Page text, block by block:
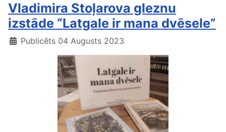
Vladimira Stoļarova gleznu
izstāde “Latgale ir mana dvēsele”
Publicēts 04 Augusts 2023